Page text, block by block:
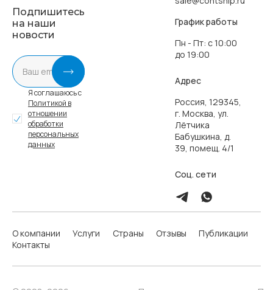
Подпишитесь
на наши
новости
Я соглашаюсь с
Политикой в
отношении
обработки
персональных
данных
График работы
Пн - Пт: с 10:00
до 19:00
Адрес
Россия, 129345,
г. Москва, ул.
Лётчика
Бабушкина, д.
39, помещ. 4/1
Соц. сети
О компании Услуги Страны Отзывы
Публикации
Контакты